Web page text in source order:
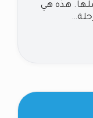
هذه هي